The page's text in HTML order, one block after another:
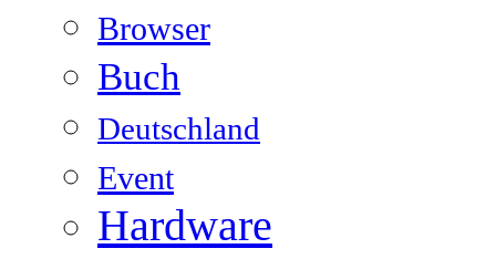
Browser
Buch
Deutschland
Event
Hardware